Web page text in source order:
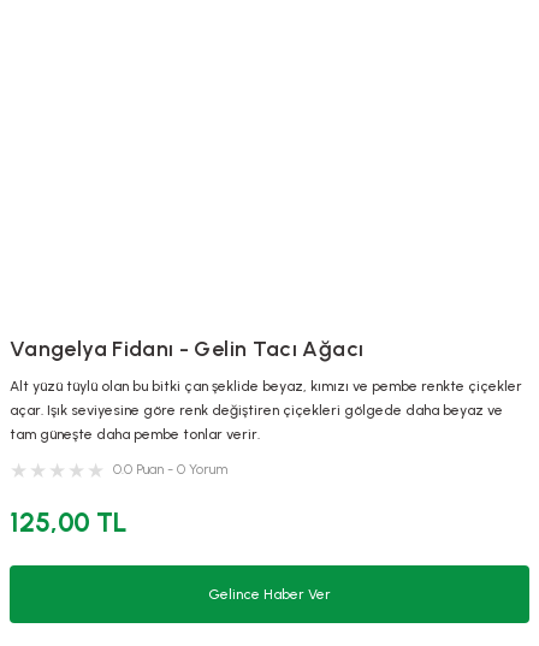
Vangelya Fidanı - Gelin Tacı Ağacı
Alt yüzü tüylü olan bu bitki çan şeklide beyaz, kımızı ve pembe renkte çiçekler
açar. Işık seviyesine göre renk değiştiren çiçekleri gölgede daha beyaz ve
tam güneşte daha pembe tonlar verir.
0.0 Puan - 0 Yorum
125,00 TL
Gelince Haber Ver